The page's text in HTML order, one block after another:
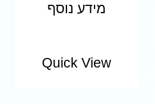
מידע נוסף
Quick View